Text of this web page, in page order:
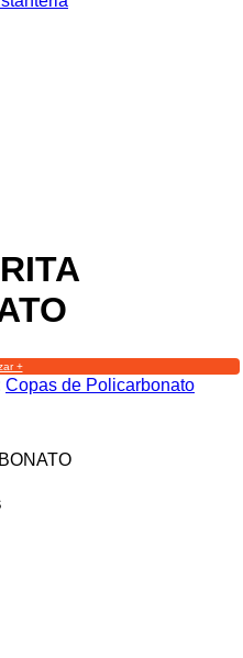
+
Copas de Policarbonato